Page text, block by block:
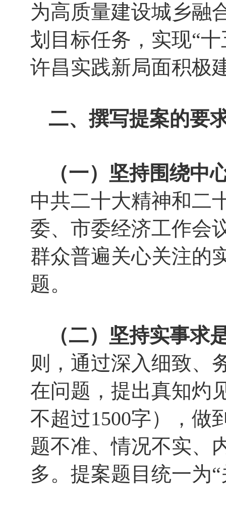
为高质量建设城乡融
划目标任务，实现“
许昌实践新局面积极
二、撰写提案的要
（一）坚持围绕中
中共二十大精神和二
委、市委经济工作会
群众普遍关心关注的
题。
（二）坚持实事求
则，通过深入细致、
在问题，提出真知灼
不超过1500字），做
题不准、情况不实、
多。提案题目统一为